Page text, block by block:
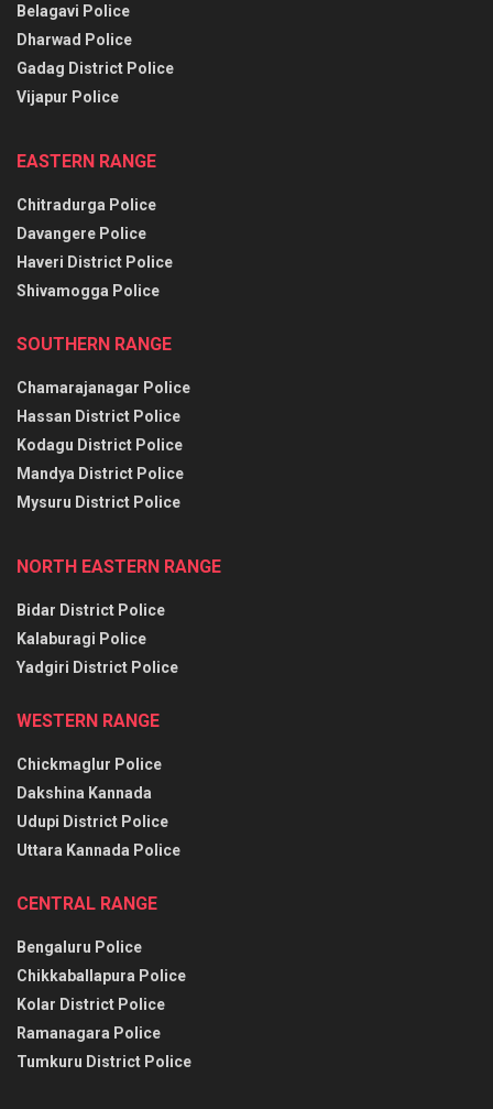
Belagavi Police
Dharwad Police
Gadag District Police
Vijapur Police
EASTERN RANGE
Chitradurga Police
Davangere Police
Haveri District Police
Shivamogga Police
SOUTHERN RANGE
Chamarajanagar Police
Hassan District Police
Kodagu District Police
Mandya District Police
Mysuru District Police
NORTH EASTERN RANGE
Bidar District Police
Kalaburagi Police
Yadgiri District Police
WESTERN RANGE
Chickmaglur Police
Dakshina Kannada
Udupi District Police
Uttara Kannada Police
CENTRAL RANGE
Bengaluru Police
Chikkaballapura Police
Kolar District Police
Ramanagara Police
Tumkuru District Police